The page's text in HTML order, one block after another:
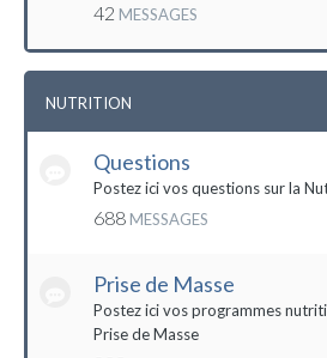
42 MESSAGES
NUTRITION
Questions
Postez ici vos questions sur la
688 MESSAGES
Prise de Masse
Postez ici vos programmes
Prise de Masse